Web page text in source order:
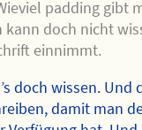
padding gibt
kann doch nicht
einnimmt.
doch wissen. Und
damit man